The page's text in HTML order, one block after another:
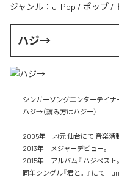
ジャンル： J-Pop / ポップ /
ハジ→
シンガーソングエンターテイナ
ハジ→（読み方はハジー）
2005年　地元 仙台にて 音楽活
2013年　メジャーデビュー。
2015年　アルバム『 ハジベスト
同年シングル『君と。』にて